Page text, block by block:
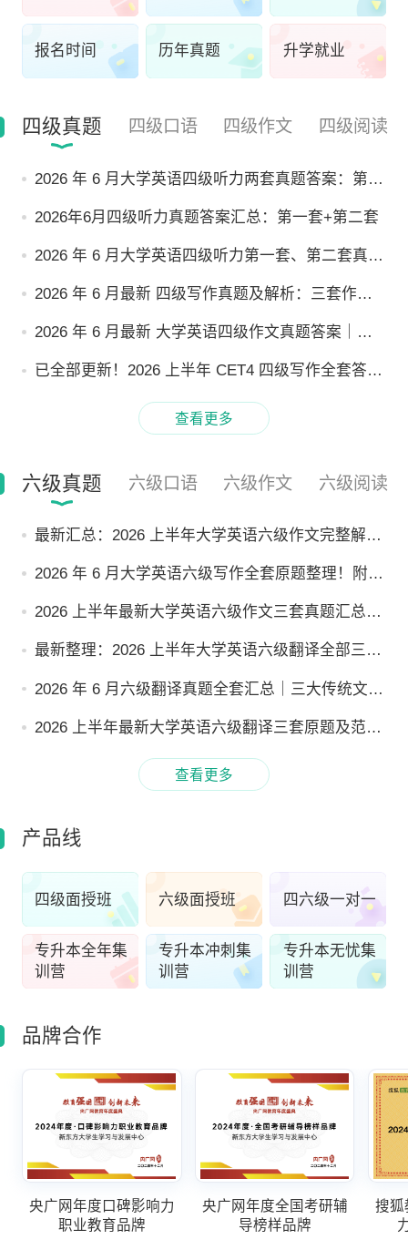
报名时间 历年真题 升学就业
四级真题 四级口语 四级作文 四级阅读
2026 年 6 月大学英语四级听力两套真题答案：第一
2026年6月四级听力真题答案汇总：第一套+第二套
2026 年 6 月大学英语四级听力第一套、第二套真题
2026 年 6 月最新 四级写作真题及解析：三套作文
2026 年 6 月最新 大学英语四级作文真题答案｜三
已全部更新！2026 上半年 CET4 四级写作全套答案
查看更多
六级真题 六级口语 六级作文 六级阅读
最新汇总：2026 上半年大学英语六级作文完整解析
2026 年 6 月大学英语六级写作全套原题整理！附高
2026 上半年最新大学英语六级作文三套真题汇总 +
最新整理：2026 上半年大学英语六级翻译全部三套
2026 年 6 月六级翻译真题全套汇总｜三大传统文化
2026 上半年最新大学英语六级翻译三套原题及范文
查看更多
产品线
四级面授班 六级面授班 四六级一对一
专升本全年集
训营
专升本冲刺集
训营
专升本无忧集
训营
品牌合作
央广网年度口碑影响力
职业教育品牌
央广网年度全国考研辅
导榜样品牌
搜狐